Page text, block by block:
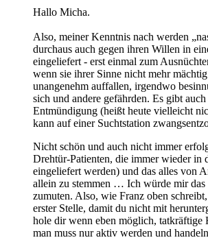
Hallo Micha.
Also, meiner Kenntnis nach werden
durchaus auch gegen ihren Willen in
eingeliefert - erst einmal zum
wenn sie ihrer Sinne nicht mehr
unangenehm auffallen, irgendwo
sich und andere gefährden. Es gibt
Entmündigung (heißt heute vielleicht
kann auf einer Suchtstation
Nicht schön und auch nicht immer
Drehtür-Patienten, die immer wieder in
eingeliefert werden) und das alles von
allein zu stemmen … Ich würde mir das
zumuten. Also, wie Franz oben
erster Stelle, damit du nicht mit
hole dir wenn eben möglich, tatkräftige
man muss nur aktiv werden und handeln